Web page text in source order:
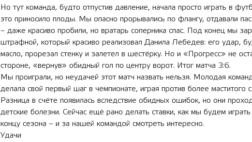
Но тут команда, будто отпустив давление, начала просто играть в
это приносило плоды. Мы опасно прорывались по флангу, отдавали
– даже красиво пробили, но вратарь соперника спас. Под конец мы
штрафной, который красиво реализовал Данила Лебедев: его удар,
масло, прорезал стенку и залетел в шестёрку. Но и «Прогресс» не
стороне, «вернув» обидный гол по центру ворот. Итог матча 3:6.
Мы проиграли, но неудачей этот матч назвать нельзя. Молодая
делала свой первый шаг в чемпионате, играя против более маститого
Разница в счёте появилась вследствие обидных ошибок, но они
детские болезни. Сейчас ещё рано делать ставки, как мы будем
концу сезона – и за нашей командой смотреть интересно.
Удачи